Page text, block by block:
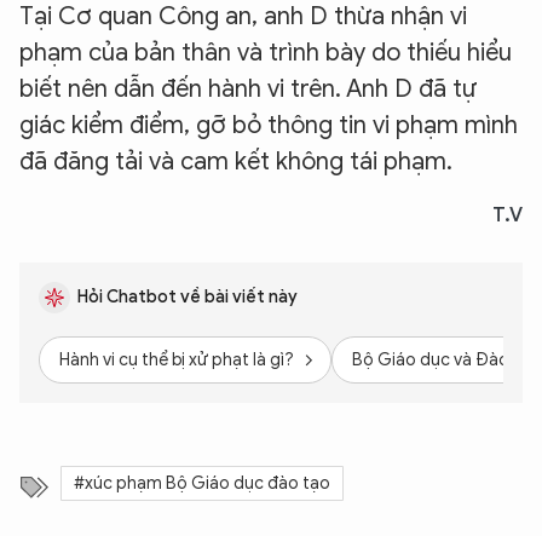
Tại Cơ quan Công an, anh D thừa nhận vi
phạm của bản thân và trình bày do thiếu hiểu
biết nên dẫn đến hành vi trên. Anh D đã tự
giác kiểm điểm, gỡ bỏ thông tin vi phạm mình
đã đăng tải và cam kết không tái phạm.
T.V
Hỏi Chatbot về bài viết này
Hành vi cụ thể bị xử phạt là gì? Bộ Giáo dục và Đào
#xúc phạm Bộ Giáo dục đào tạo